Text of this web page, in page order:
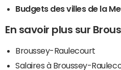
Budgets des villes de la
En savoir plus sur
Broussey-Raulecourt
Salaires à Broussey-